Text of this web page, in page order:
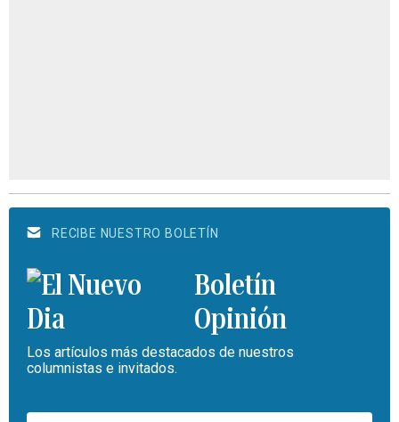
RECIBE NUESTRO BOLETÍN
Boletín
Opinión
Los artículos más destacados de nuestros
columnistas e invitados.